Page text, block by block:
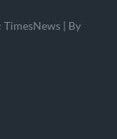
TimesNews | By